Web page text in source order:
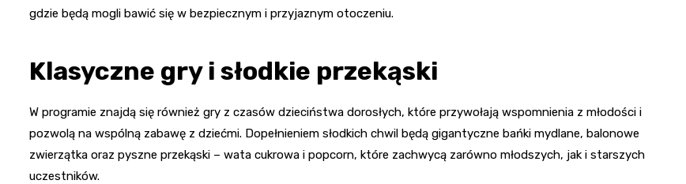
gdzie będą mogli bawić się w bezpiecznym i przyjaznym otoczeniu.
Klasyczne gry i słodkie przekąski
W programie znajdą się również gry z czasów dzieciństwa dorosłych, które przywołają wspomnienia z młodości i
pozwolą na wspólną zabawę z dziećmi. Dopełnieniem słodkich chwil będą gigantyczne bańki mydlane, balonowe
zwierzątka oraz pyszne przekąski – wata cukrowa i popcorn, które zachwycą zarówno młodszych, jak i starszych
uczestników.